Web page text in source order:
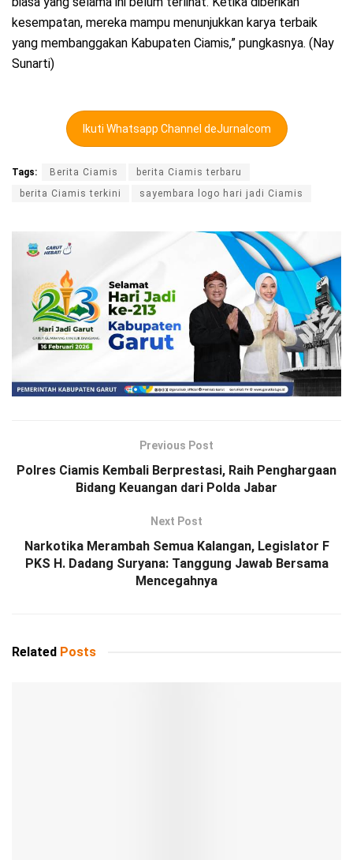
kesempatan, mereka mampu menunjukkan karya terbaik
yang membanggakan Kabupaten Ciamis,” pungkasnya. (Nay
Sunarti)
Ikuti Whatsapp Channel deJurnalcom
Tags: Berita Ciamis
berita Ciamis terbaru
berita Ciamis terkini
sayembara logo hari jadi Ciamis
Previous Post
Polres Ciamis Kembali Berprestasi, Raih Penghargaan
Bidang Keuangan dari Polda Jabar
Next Post
Narkotika Merambah Semua Kalangan, Legislator F
PKS H. Dadang Suryana: Tanggung Jawab Bersama
Mencegahnya
Related Posts